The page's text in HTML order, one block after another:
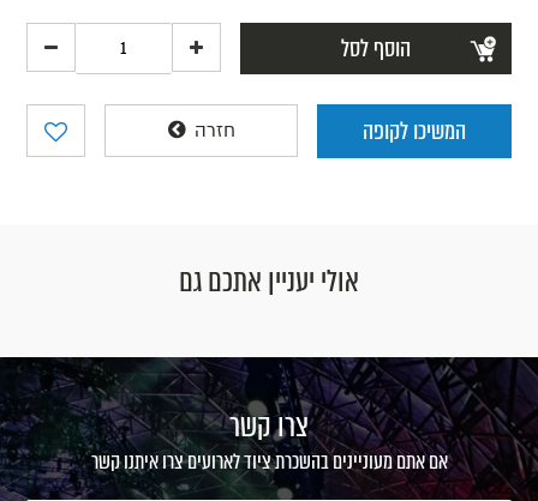
הוסף לסל
המשיכו לקופה חזרה
אולי יעניין אתכם גם
צרו קשר
אם אתם מעוניינים בהשכרת ציוד לארועים צרו איתנו קשר